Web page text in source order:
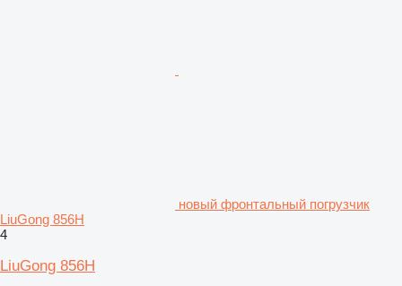
новый фронтальный погрузчик
LiuGong 856H
4
LiuGong 856H